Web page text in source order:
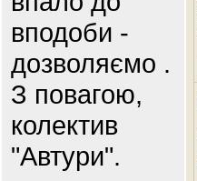
вподоби -
дозволяємо .
З повагою,
колектив
"Автури".